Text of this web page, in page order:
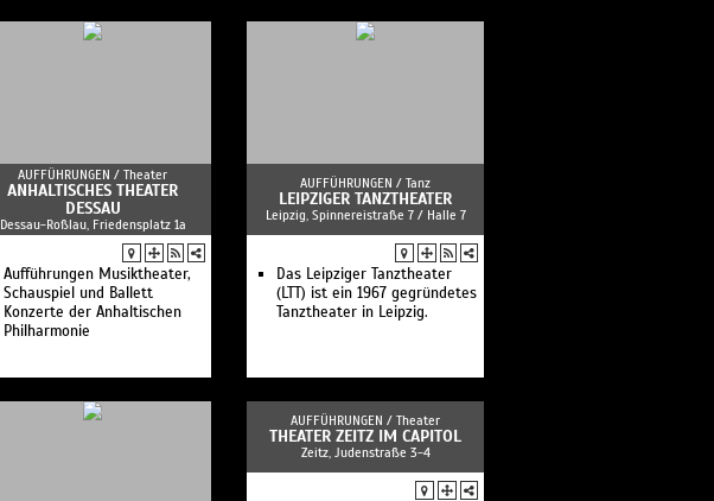
unvergessliche Musical und
AUFFÜHRUNGEN / Theater
ANHALTISCHES THEATER
DESSAU
Dessau-Roßlau, Friedensplatz 1a
Aufführungen Musiktheater,
Schauspiel und Ballett
Konzerte der Anhaltischen
Philharmonie
AUFFÜHRUNGEN / Tanz
LEIPZIGER TANZTHEATER
Leipzig, Spinnereistraße 7 / Halle 7
Das Leipziger Tanztheater
(LTT) ist ein 1967 gegründetes
Tanztheater in Leipzig.
AUFFÜHRUNGEN / Theater
THEATER ZEITZ IM CAPITOL
Zeitz, Judenstraße 3-4